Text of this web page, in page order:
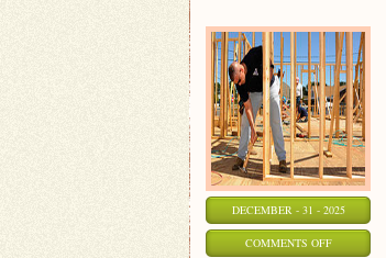
DECEMBER - 31 - 2025
COMMENTS OFFON